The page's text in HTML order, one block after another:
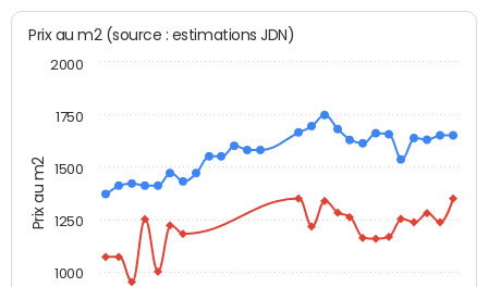
Prix au m2
Prix au m2 (source : estimations JDN)
1000
1250
1500
1750
2000